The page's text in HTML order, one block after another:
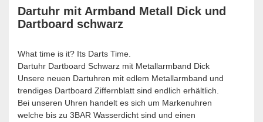
Dartuhr mit Armband Metall Dick und
Dartboard schwarz
What time is it? Its Darts Time.
Dartuhr Dartboard Schwarz mit Metallarmband Dick
Unsere neuen Dartuhren mit edlem Metallarmband und
trendiges Dartboard Ziffernblatt sind endlich erhältlich.
Bei unseren Uhren handelt es sich um Markenuhren
welche bis zu 3BAR Wasserdicht sind und einen